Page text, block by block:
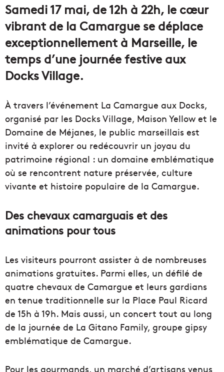
Samedi 17 mai, de 12h à 22h, le cœur
vibrant de la Camargue se déplace
exceptionnellement à Marseille, le
temps d’une journée festive aux
Docks Village.
À travers l’événement La Camargue aux Docks,
organisé par les Docks Village, Maison Yellow et le
Domaine de Méjanes, le public marseillais est
invité à explorer ou redécouvrir un joyau du
patrimoine régional : un domaine emblématique
où se rencontrent nature préservée, culture
vivante et histoire populaire de la Camargue.
Des chevaux camarguais et des
animations pour tous
Les visiteurs pourront assister à de nombreuses
animations gratuites. Parmi elles, un défilé de
quatre chevaux de Camargue et leurs gardians
en tenue traditionnelle sur la Place Paul Ricard
de 15h à 19h. Mais aussi, un concert tout au long
de la journée de La Gitano Family, groupe gipsy
emblématique de Camargue.
Pour les gourmands, un marché d’artisans venus